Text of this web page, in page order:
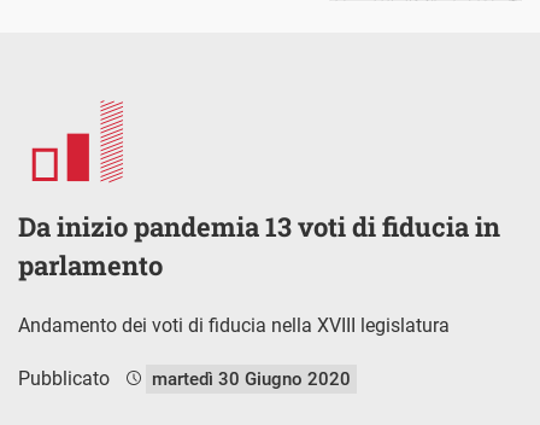
Da inizio pandemia 13 voti di fiducia in
parlamento
Andamento dei voti di fiducia nella XVIII legislatura
Pubblicato martedì 30 Giugno 2020